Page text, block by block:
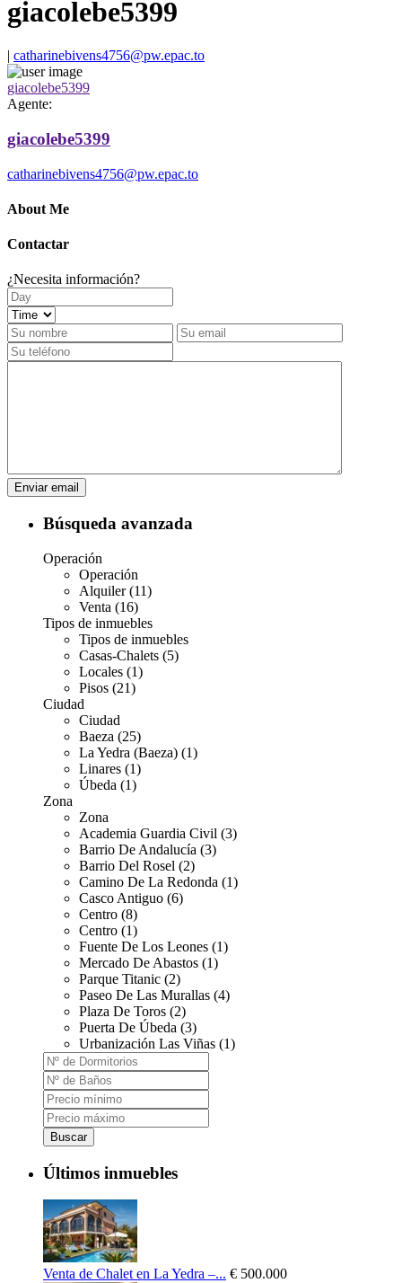
giacolebe5399
| catharinebivens4756@pw.epac.to
giacolebe5399
Agente:
giacolebe5399
catharinebivens4756@pw.epac.to
About Me
Contactar
¿Necesita información?
Búsqueda avanzada
Operación
Operación
Alquiler (11)
Venta (16)
Tipos de inmuebles
Tipos de inmuebles
Casas-Chalets (5)
Locales (1)
Pisos (21)
Ciudad
Ciudad
Baeza (25)
La Yedra (Baeza) (1)
Linares (1)
Úbeda (1)
Zona
Zona
Academia Guardia Civil (3)
Barrio De Andalucía (3)
Barrio Del Rosel (2)
Camino De La Redonda (1)
Casco Antiguo (6)
Centro (8)
Centro (1)
Fuente De Los Leones (1)
Mercado De Abastos (1)
Parque Titanic (2)
Paseo De Las Murallas (4)
Plaza De Toros (2)
Puerta De Úbeda (3)
Urbanización Las Viñas (1)
Buscar
Últimos inmuebles
Venta de Chalet en La Yedra –... € 500.000